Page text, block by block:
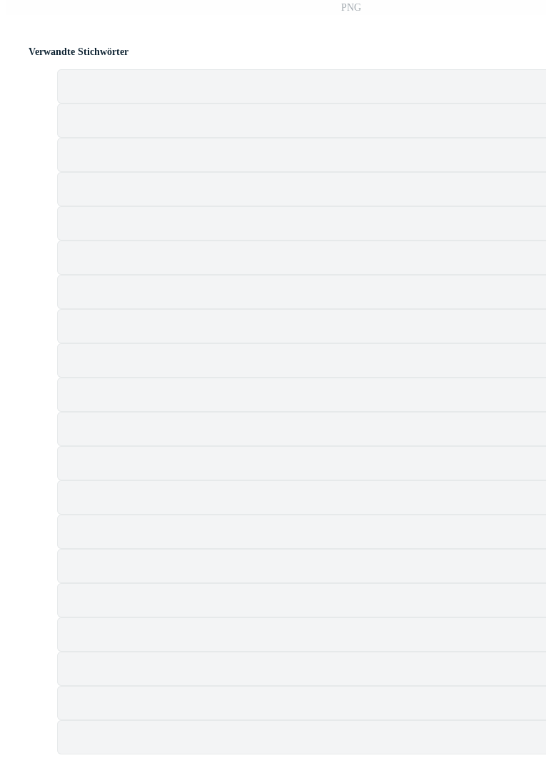
PNG
Verwandte Stichwörter